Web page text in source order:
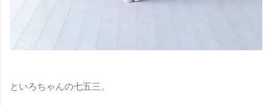
といろちゃんの七五三。